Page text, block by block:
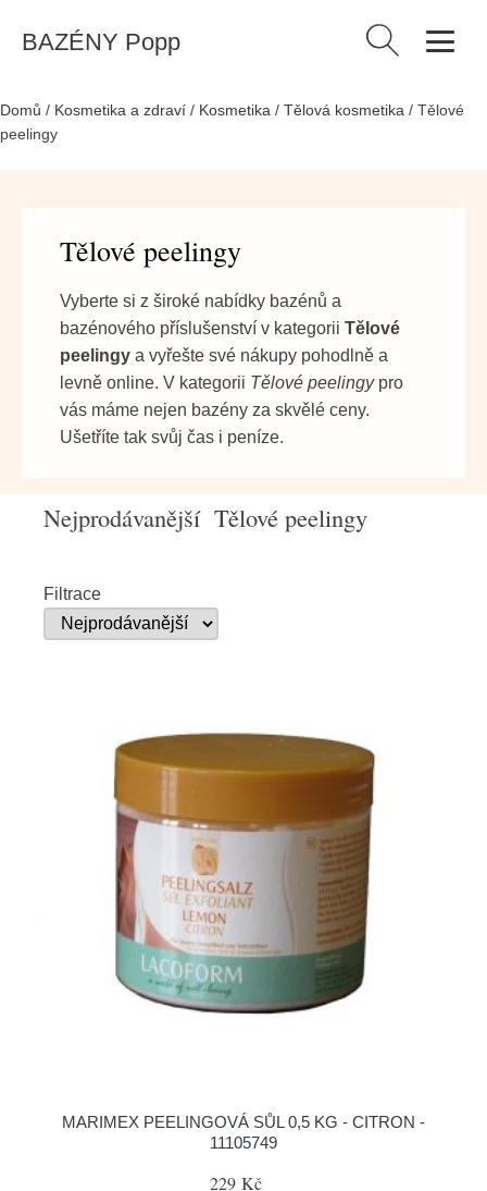
BAZÉNY Popp Vyhledávání
Domů / Kosmetika a zdraví / Kosmetika / Tělová kosmetika / Tělové
peelingy
Tělové peelingy
Vyberte si z široké nabídky bazénů a
bazénového příslušenství v kategorii Tělové
peelingy a vyřešte své nákupy pohodlně a
levně online. V kategorii Tělové peelingypro
vás máme nejen bazény za skvělé ceny.
Ušetříte tak svůj čas i peníze.
Nejprodávanější Tělové peelingy
Filtrace
MARIMEX PEELINGOVÁ SŮL 0,5 KG - CITRON -
11105749
229 Kč